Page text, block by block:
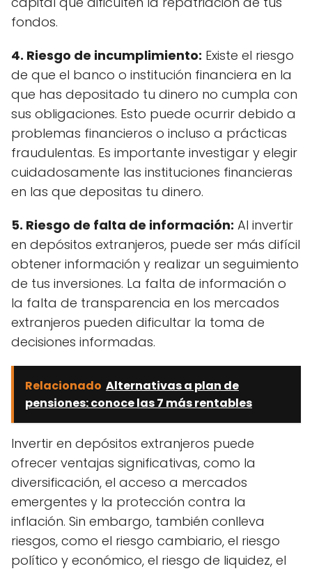
fondos.
4. Riesgo de incumplimiento: Existe el riesgo
de que el banco o institución financiera en la
que has depositado tu dinero no cumpla con
sus obligaciones. Esto puede ocurrir debido a
problemas financieros o incluso a prácticas
fraudulentas. Es importante investigar y elegir
cuidadosamente las instituciones financieras
en las que depositas tu dinero.
5. Riesgo de falta de información: Al invertir
en depósitos extranjeros, puede ser más difícil
obtener información y realizar un seguimiento
de tus inversiones. La falta de información o
la falta de transparencia en los mercados
extranjeros pueden dificultar la toma de
decisiones informadas.
Relacionado Alternativas a plan de
pensiones: conoce las 7 más rentables
Invertir en depósitos extranjeros puede
ofrecer ventajas significativas, como la
diversificación, el acceso a mercados
emergentes y la protección contra la
inflación. Sin embargo, también conlleva
riesgos, como el riesgo cambiario, el riesgo
político y económico, el riesgo de liquidez, el